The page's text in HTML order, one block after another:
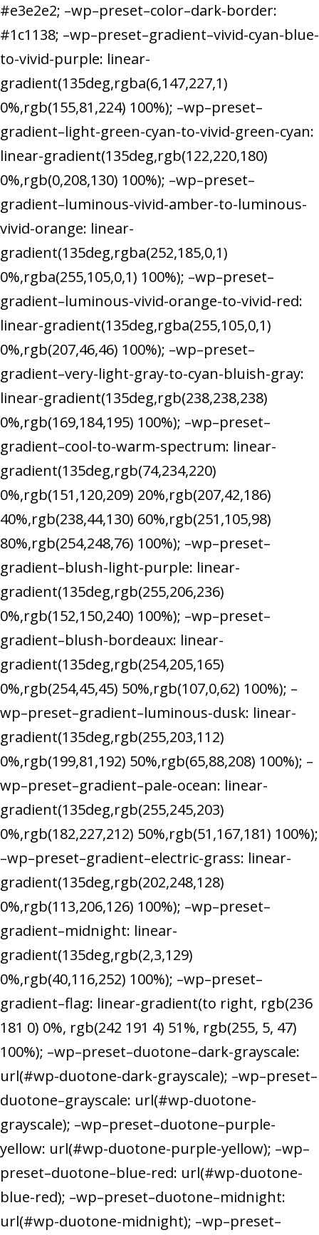
#e3e2e2; –wp–preset–color–dark-border:
#1c1138; –wp–preset–gradient–vivid-cyan-blue-
to-vivid-purple: linear-
gradient(135deg,rgba(6,147,227,1)
0%,rgb(155,81,224) 100%); –wp–preset–
gradient–light-green-cyan-to-vivid-green-cyan:
linear-gradient(135deg,rgb(122,220,180)
0%,rgb(0,208,130) 100%); –wp–preset–
gradient–luminous-vivid-amber-to-luminous-
vivid-orange: linear-
gradient(135deg,rgba(252,185,0,1)
0%,rgba(255,105,0,1) 100%); –wp–preset–
gradient–luminous-vivid-orange-to-vivid-red:
linear-gradient(135deg,rgba(255,105,0,1)
0%,rgb(207,46,46) 100%); –wp–preset–
gradient–very-light-gray-to-cyan-bluish-gray:
linear-gradient(135deg,rgb(238,238,238)
0%,rgb(169,184,195) 100%); –wp–preset–
gradient–cool-to-warm-spectrum: linear-
gradient(135deg,rgb(74,234,220)
0%,rgb(151,120,209) 20%,rgb(207,42,186)
40%,rgb(238,44,130) 60%,rgb(251,105,98)
80%,rgb(254,248,76) 100%); –wp–preset–
gradient–blush-light-purple: linear-
gradient(135deg,rgb(255,206,236)
0%,rgb(152,150,240) 100%); –wp–preset–
gradient–blush-bordeaux: linear-
gradient(135deg,rgb(254,205,165)
0%,rgb(254,45,45) 50%,rgb(107,0,62) 100%); –
wp–preset–gradient–luminous-dusk: linear-
gradient(135deg,rgb(255,203,112)
0%,rgb(199,81,192) 50%,rgb(65,88,208) 100%); –
wp–preset–gradient–pale-ocean: linear-
gradient(135deg,rgb(255,245,203)
0%,rgb(182,227,212) 50%,rgb(51,167,181) 100%);
–wp–preset–gradient–electric-grass: linear-
gradient(135deg,rgb(202,248,128)
0%,rgb(113,206,126) 100%); –wp–preset–
gradient–midnight: linear-
gradient(135deg,rgb(2,3,129)
0%,rgb(40,116,252) 100%); –wp–preset–
gradient–flag: linear-gradient(to right, rgb(236
181 0) 0%, rgb(242 191 4) 51%, rgb(255, 5, 47)
100%); –wp–preset–duotone–dark-grayscale:
url(#wp-duotone-dark-grayscale); –wp–preset–
duotone–grayscale: url(#wp-duotone-
grayscale); –wp–preset–duotone–purple-
yellow: url(#wp-duotone-purple-yellow); –wp–
preset–duotone–blue-red: url(#wp-duotone-
blue-red); –wp–preset–duotone–midnight:
url(#wp-duotone-midnight); –wp–preset–